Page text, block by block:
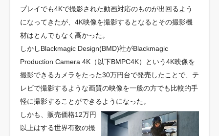
プレイでも4Kで撮影された動画対応のものが出回るよう
になってきたが、4K映像を撮影するとなるとその撮影機
材はとんでもなく高かった。
しかしBlackmagic Design(BMD)社がBlackmagic
Production Camera 4K（以下BMPC4K）という4K映像を
撮影できるカメラをたった30万円台で発売したことで、テ
レビで撮影するような画質の映像を一般の方でも比較的手
軽に撮影することができるようになった。
しかも、販売価格12万円
以上はする世界有数の撮